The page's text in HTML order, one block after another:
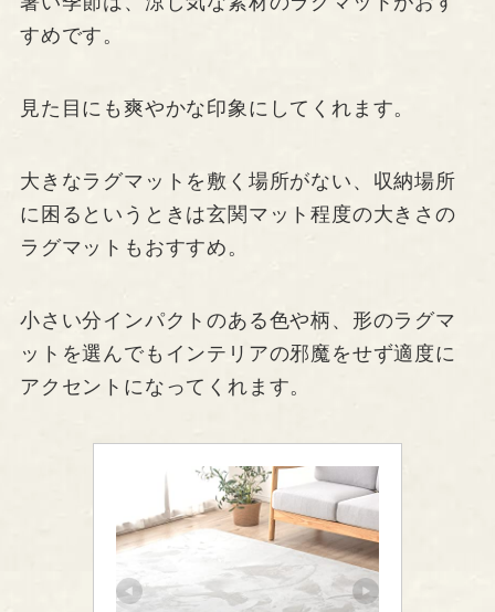
すめです。
見た目にも爽やかな印象にしてくれます。
大きなラグマットを敷く場所がない、収納場所
に困るというときは玄関マット程度の大きさの
ラグマットもおすすめ。
小さい分インパクトのある色や柄、形のラグマ
ットを選んでもインテリアの邪魔をせず適度に
アクセントになってくれます。